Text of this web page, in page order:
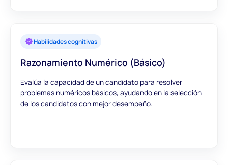
Habilidades cognitivas
Razonamiento Numérico (Básico)
Evalúa la capacidad de un candidato para resolver
problemas numéricos básicos, ayudando en la selección
de los candidatos con mejor desempeño.